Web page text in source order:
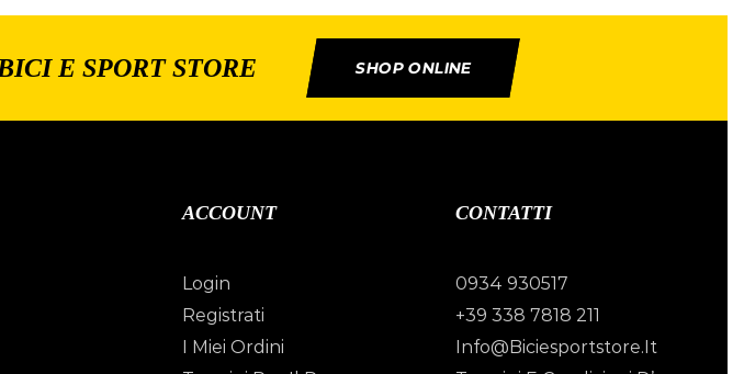
E SPORT STORE SHOP ONLINE
ACCOUNT
Login
Registrati
I Miei Ordini
CONTATTI
0934 930517
+39 338 7818 211
Info@biciesportstore.it